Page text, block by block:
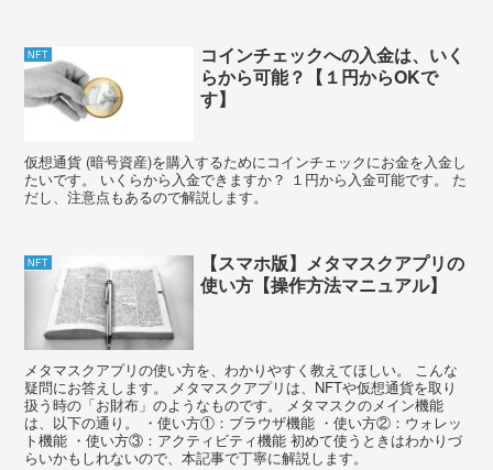
NFT
コインチェックへの入金は、いく
らから可能？【１円からOKで
す】
仮想通貨 (暗号資産)を購入するためにコインチェックにお金を入金し
たいです。 いくらから入金できますか？ １円から入金可能です。 た
だし、注意点もあるので解説します。
NFT
【スマホ版】メタマスクアプリの
使い方【操作方法マニュアル】
メタマスクアプリの使い方を、わかりやすく教えてほしい。 こんな
疑問にお答えします。 メタマスクアプリは、NFTや仮想通貨を取り
扱う時の「お財布」のようなものです。 メタマスクのメイン機能
は、以下の通り。 ・使い方①：ブラウザ機能 ・使い方②：ウォレッ
ト機能 ・使い方③：アクティビティ機能 初めて使うときはわかりづ
らいかもしれないので、本記事で丁寧に解説します。